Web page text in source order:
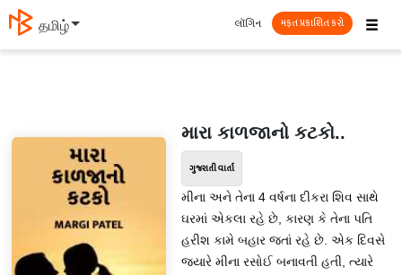
தமிழ் ☰
લૉગિન મફત પ્રકાશિત કરો
મારા કાળજાનો કટકો..
ગુજરાતી વાર્તા
મીના અને તેના 4 વર્ષના દીકરા શિવ સાથે
ઘરમાં એકલા રહે છે, કારણ કે તેના પતિ
હરીશ કામે બહાર જતાં રહે છે. એક દિવસે
જ્યારે મીના રસોઈ બનાવતી હતી, ત્યારે